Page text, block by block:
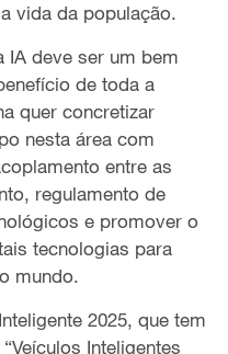
vida da população.
IA deve ser um bem
de toda a
quer concretizar
nesta área com
entre as
regulamento de
e promover o
tecnologias para
mundo.
2025, que tem
Inteligentes